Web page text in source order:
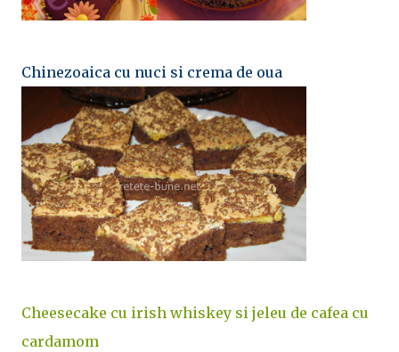
Chinezoaica cu nuci si crema de oua
Cheesecake cu irish whiskey si jeleu de cafea cu
cardamom